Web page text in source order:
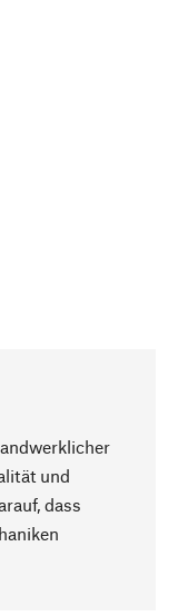
und
dass